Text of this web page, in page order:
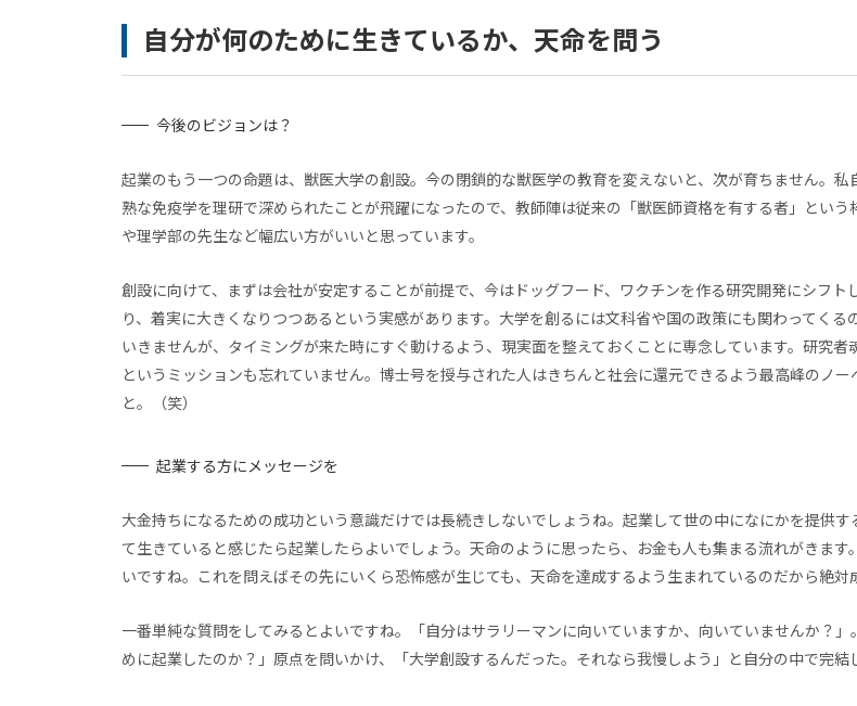
自分が何のために生きているか、天命を問う
今後のビジョンは？
起業のもう一つの命題は、獣医大学の創設。今の閉鎖的な獣医学の教育を変えないと、次が育ちません。私
熟な免疫学を理研で深められたことが飛躍になったので、教師陣は従来の「獣医師資格を有する者」という
や理学部の先生など幅広い方がいいと思っています。
創設に向けて、まずは会社が安定することが前提で、今はドッグフード、ワクチンを作る研究開発にシフト
り、着実に大きくなりつつあるという実感があります。大学を創るには文科省や国の政策にも関わってくる
いきませんが、タイミングが来た時にすぐ動けるよう、現実面を整えておくことに専念しています。研究者
というミッションも忘れていません。博士号を授与された人はきちんと社会に還元できるよう最高峰のノー
と。（笑）
起業する方にメッセージを
大金持ちになるための成功という意識だけでは長続きしないでしょうね。起業して世の中になにかを提供
て生きていると感じたら起業したらよいでしょう。天命のように思ったら、お金も人も集まる流れがきま
いですね。これを問えばその先にいくら恐怖感が生じても、天命を達成するよう生まれているのだから絶対
一番単純な質問をしてみるとよいですね。「自分はサラリーマンに向いていますか、向いていませんか？
めに起業したのか？」原点を問いかけ、「大学創設するんだった。それなら我慢しよう」と自分の中で完結